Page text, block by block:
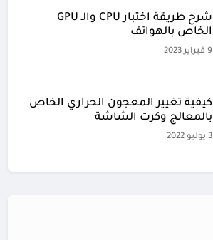
شرح طريقة اختبار CPU والـ GPU
الخاص بالهواتف
9 فبراير 2023
كيفية تغيير المعجون الحراري الخاص
بالمعالج وكرت الشاشة
3 يوليو 2022